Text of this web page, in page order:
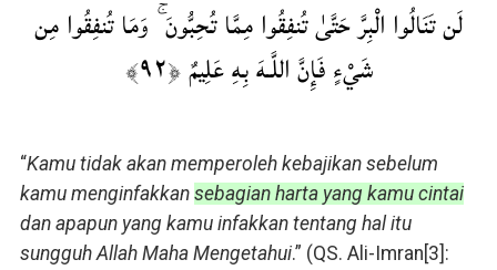
لَن تَنَالُوا الْبِرَّ حَتَّىٰ تُنفِقُوا مِمَّا تُحِبُّونَ ۚ وَمَا تُنفِقُوا مِن
شَيْءٍ فَإِنَّ اللَّـهَ بِهِ عَلِيمٌ ﴿٩٢﴾
“Kamu tidak akan memperoleh kebajikan sebelum
kamu menginfakkan sebagian harta yang kamu cintai
dan apapun yang kamu infakkan tentang hal itu
sungguh Allah Maha Mengetahui.” (QS. Ali-Imran[3]: